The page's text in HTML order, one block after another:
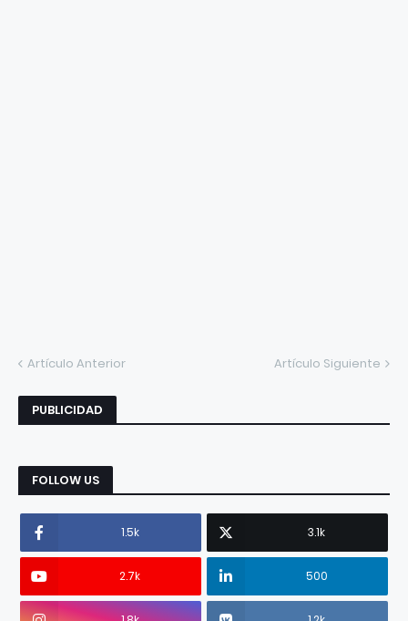
Artículo Anterior Artículo Siguiente
PUBLICIDAD
FOLLOW US
1.5k 3.1k
2.7k 500